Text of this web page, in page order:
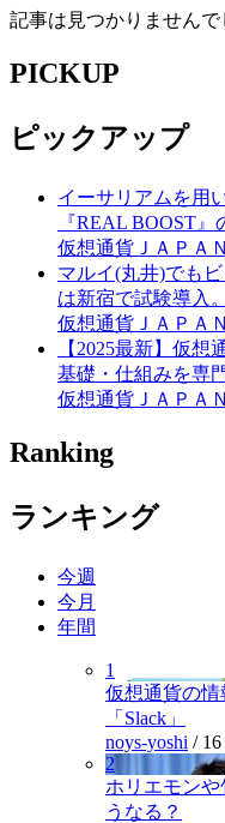
記事は見つかりませんで
PICKUP
ピックアップ
イーサリアムを用
『REAL BOOST
仮想通貨ＪＡＰＡ
マルイ(丸井)でも
は新宿で試験導入。
仮想通貨ＪＡＰＡ
【2025最新】仮
基礎・仕組みを専
仮想通貨ＪＡＰＡ
Ranking
ランキング
今週
今月
年間
1
仮想通貨の
「Slack」
noys-yoshi /
2
ホリエモン
うなる？